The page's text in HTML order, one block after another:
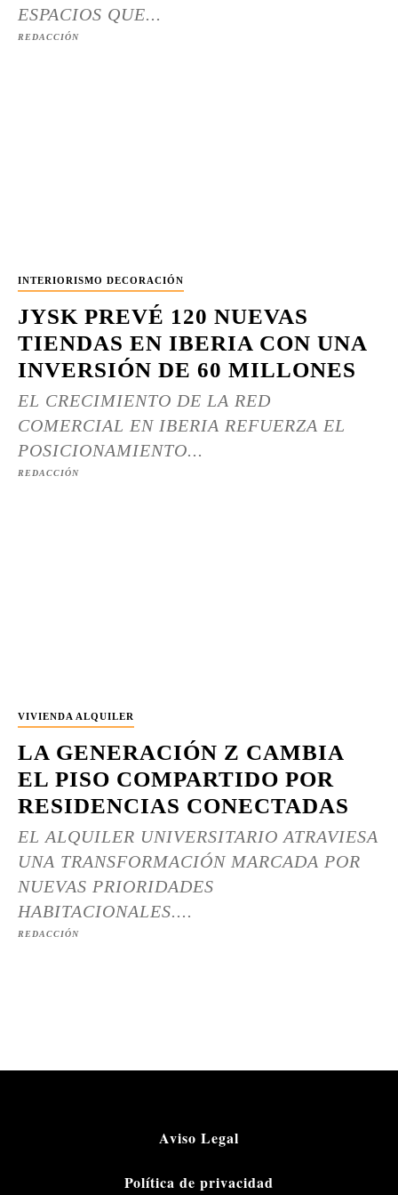
ESPACIOS QUE...
REDACCIÓN
INTERIORISMO DECORACIÓN
JYSK PREVÉ 120 NUEVAS
TIENDAS EN IBERIA CON UNA
INVERSIÓN DE 60 MILLONES
EL CRECIMIENTO DE LA RED
COMERCIAL EN IBERIA REFUERZA EL
POSICIONAMIENTO...
REDACCIÓN
VIVIENDA ALQUILER
LA GENERACIÓN Z CAMBIA
EL PISO COMPARTIDO POR
RESIDENCIAS CONECTADAS
EL ALQUILER UNIVERSITARIO ATRAVIESA
UNA TRANSFORMACIÓN MARCADA POR
NUEVAS PRIORIDADES
HABITACIONALES....
REDACCIÓN
Aviso Legal
Política de privacidad